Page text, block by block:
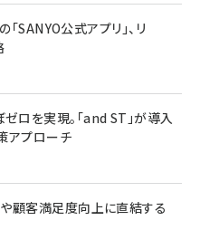
SANYO公式アプリ」、リ
ロを実現。「and ST」が導入
アプローチ
顧客満足度向上に直結する